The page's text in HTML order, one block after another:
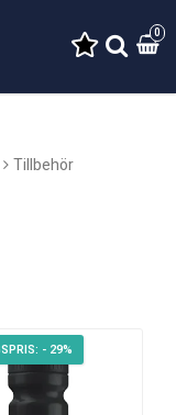
0
Tillbehör
- 29%